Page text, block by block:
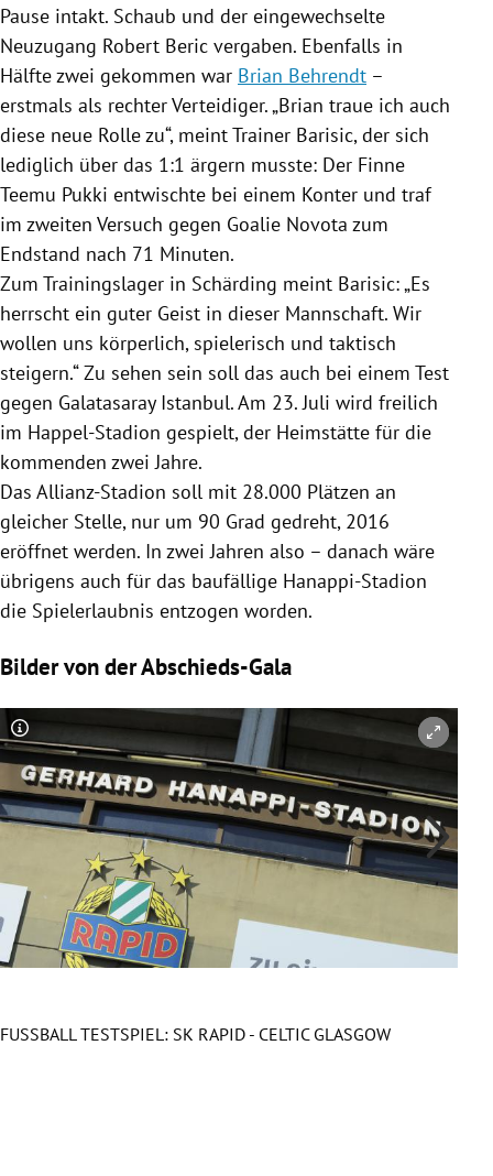
Pause intakt. Schaub und der eingewechselte
Neuzugang Robert Beric vergaben. Ebenfalls in
Hälfte zwei gekommen war Brian Behrendt –
erstmals als rechter Verteidiger. „Brian traue ich auch
diese neue Rolle zu“, meint Trainer Barisic, der sich
lediglich über das 1:1 ärgern musste: Der Finne
Teemu Pukki entwischte bei einem Konter und traf
im zweiten Versuch gegen Goalie Novota zum
Endstand nach 71 Minuten.
Zum Trainingslager in Schärding meint Barisic: „Es
herrscht ein guter Geist in dieser Mannschaft. Wir
wollen uns körperlich, spielerisch und taktisch
steigern.“ Zu sehen sein soll das auch bei einem Test
gegen Galatasaray Istanbul. Am 23. Juli wird freilich
im Happel-Stadion gespielt, der Heimstätte für die
kommenden zwei Jahre.
Das Allianz-Stadion soll mit 28.000 Plätzen an
gleicher Stelle, nur um 90 Grad gedreht, 2016
eröffnet werden. In zwei Jahren also – danach wäre
übrigens auch für das baufällige Hanappi-Stadion
die Spielerlaubnis entzogen worden.
Bilder von der Abschieds-Gala
Copyright-Hinweis öffnen/schließen
FUSSBALL TESTSPIEL: SK RAPID - CELTIC GLASGOW